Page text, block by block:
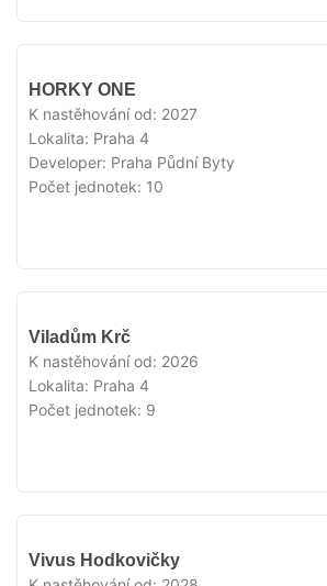
HORKY ONE
K nastěhování od: 2027
Lokalita: Praha 4
Developer: Praha Půdní Byty
Počet jednotek: 10
Viladům Krč
K nastěhování od: 2026
Lokalita: Praha 4
Počet jednotek: 9
Vivus Hodkovičky